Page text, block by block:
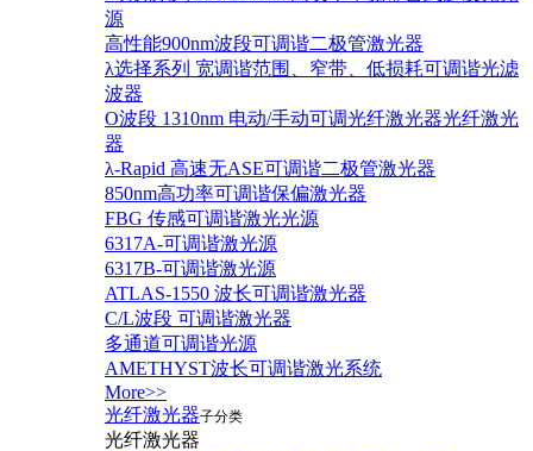
源
高性能900nm波段可调谐二极管激光器
λ选择系列 宽调谐范围、窄带、低损耗可调谐光滤
波器
O波段 1310nm 电动/手动可调光纤激光器光纤激光
器
λ-Rapid 高速无ASE可调谐二极管激光器
850nm高功率可调谐保偏激光器
FBG 传感可调谐激光光源
6317A-可调谐激光源
6317B-可调谐激光源
ATLAS-1550 波长可调谐激光器
C/L波段 可调谐激光器
多通道可调谐光源
AMETHYST波长可调谐激光系统
More>>
光纤激光器子分类
光纤激光器